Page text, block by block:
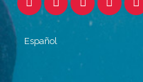
Español